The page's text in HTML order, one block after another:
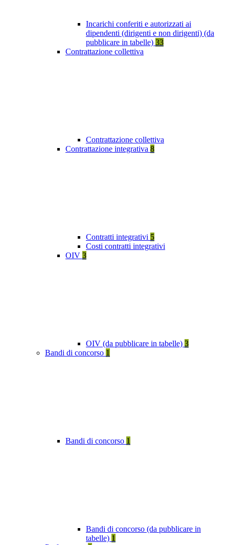
Incarichi conferiti e autorizzati ai
dipendenti (dirigenti e non dirigenti) (da
pubblicare in tabelle) 33
Contrattazione collettiva
Contrattazione collettiva
Contrattazione integrativa 8
Contratti integrativi 5
Costi contratti integrativi
OIV 3
OIV (da pubblicare in tabelle) 3
Bandi di concorso 1
Bandi di concorso 1
Bandi di concorso (da pubblicare in
tabelle) 1